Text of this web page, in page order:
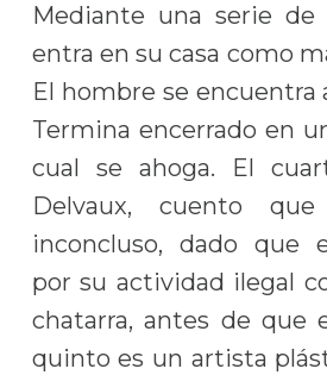
Mediante una serie de
entra en su casa como
El hombre se encuentra
Termina encerrado en
cual se ahoga. El
Delvaux, cuento
inconcluso, dado que
por su actividad ilegal
chatarra, antes de que
quinto es un artista